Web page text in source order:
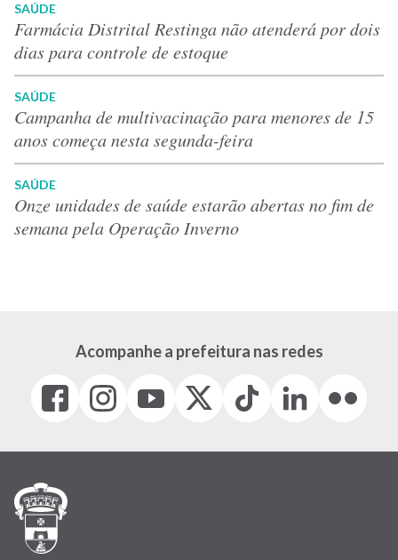
SAÚDE
Farmácia Distrital Restinga não atenderá por dois
dias para controle de estoque
SAÚDE
Campanha de multivacinação para menores de 15
anos começa nesta segunda-feira
SAÚDE
Onze unidades de saúde estarão abertas no fim de
semana pela Operação Inverno
Acompanhe a prefeitura nas redes
Facebook
(link
em
janela)
Instagram
(link
em
(link
em
(Antigo
(link
Tiktok
(link
em
LinkedIn
(link
em
(link
em